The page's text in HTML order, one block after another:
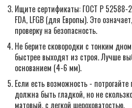
Ищите сертификаты: ГОСТ Р 52588-
FDA, LFGB (для Европы). Это
проверку на безопасность.
Не берите сковородки с тонким
быстрее выходят из строя. Лучше
основанием (4-6 мм).
Если есть возможность - потрогайте
должна быть гладкой, но не
матовый, с легкой шероховатостью.